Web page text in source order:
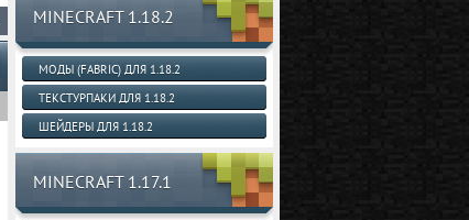
MINECRAFT 1.18.2
МОДЫ (FABRIC) ДЛЯ 1.18.2
ТЕКСТУРПАКИ ДЛЯ 1.18.2
ШЕЙДЕРЫ ДЛЯ 1.18.2
MINECRAFT 1.17.1